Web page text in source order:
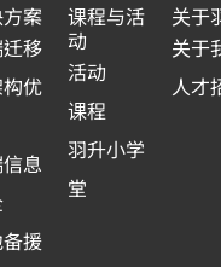
案
移
优
息
援
课程与活
动
活动
课程
羽升小学
堂
关于
关于
人才